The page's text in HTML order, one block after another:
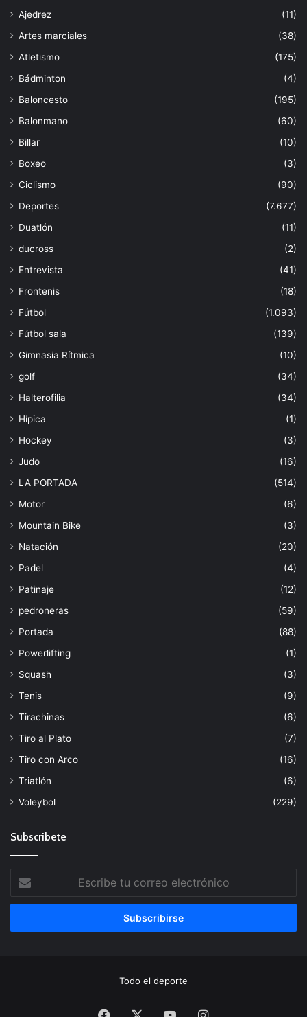
Ajedrez
(11)
Artes marciales
(38)
Atletismo
(175)
Bádminton
(4)
Baloncesto
(195)
Balonmano
(60)
Billar
(10)
Boxeo
(3)
Ciclismo
(90)
Deportes
(7.677)
Duatlón
(11)
ducross
(2)
Entrevista
(41)
Frontenis
(18)
Fútbol
(1.093)
Fútbol sala
(139)
Gimnasia Rítmica
(10)
golf
(34)
Halterofilia
(34)
Hípica
(1)
Hockey
(3)
Judo
(16)
LA PORTADA
(514)
Motor
(6)
Mountain Bike
(3)
Natación
(20)
Padel
(4)
Patinaje
(12)
pedroneras
(59)
Portada
(88)
Powerlifting
(1)
Squash
(3)
Tenis
(9)
Tirachinas
(6)
Tiro al Plato
(7)
Tiro con Arco
(16)
Triatlón
(6)
Voleybol
(229)
Subscribete
tu
correo
Todo el deporte